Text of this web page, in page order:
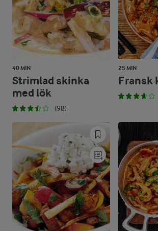
40 MIN
Strimlad skinka
med lök
(98)
25 MIN
Fransk